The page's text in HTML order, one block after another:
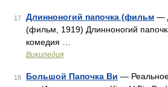
17 Длинноногий папочка (фильм —
(фильм, 1919) Длинноногий
комедия …
Википедия
18 Большой Папочка Ви —